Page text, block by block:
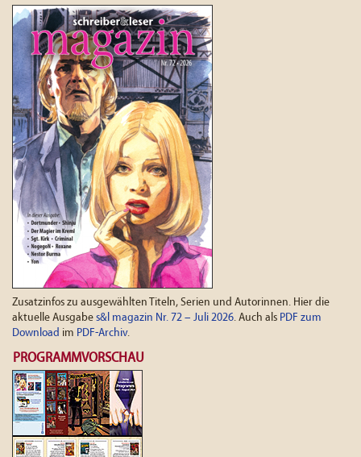
Zusatzinfos zu ausgewählten Titeln, Serien und Autorinnen. Hier die
aktuelle Ausgabe s&l magazin Nr. 72 – Juli 2026. Auch als PDF zum
Download im PDF-Archiv.
PROGRAMMVORSCHAU